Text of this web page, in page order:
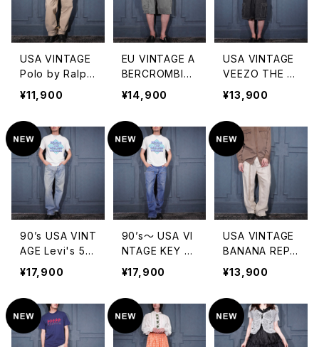
ート
チノパンツ(アメ
リカ製)
USA VINTAGE
Polo by Ralph
Lauren TUCK
DESIGN CHIN
O PANTS MAD
E IN CANADA/
アメリカ古着ポ
ロバイラルフロ
ーレンタックデザ
インチノパンツ
¥11,900
EU VINTAGE A
BERCROMBIE&
FITCH FADED
DEAIGN CARG
O SHORTS/ヨ
ーロッパ古着ア
バクロンビーフ
ィッチフェードデ
ザインカーゴショ
ーツ(ショートパ
ンツ)
¥14,900
USA VINTAGE
VEEZO THE O
RIGINAL FASHI
ON FACTORY
STITCH DESIG
N CARGO SW
EAT WIDE SH
ORTS/アメリカ
古着ステッチデ
ザインカーゴス
ウェットワイドシ
ョーツ(ショート
パンツ)
¥13,900
90’s USA VINT
AGE Levi's 50
1 STRAIGHT D
ENIM PANTS
MADE IN USA/
90年代アメリカ
古着リーバイス
ストレートデニム
¥17,900
90’s〜 USA VI
NTAGE KEY D
OUBLE KNEE
DESIGN DENIM
PAINTER PAN
TS/90年代〜ア
メリカ古着ダブ
ルニーデザイン
¥17,900
USA VINTAGE
BANANA REPU
BLIC TUCK DE
SIGN LINEN10
0% WIDE SLA
CKS PANTS/ア
メリカ古着バナ
ナリパーブリック
¥13,900